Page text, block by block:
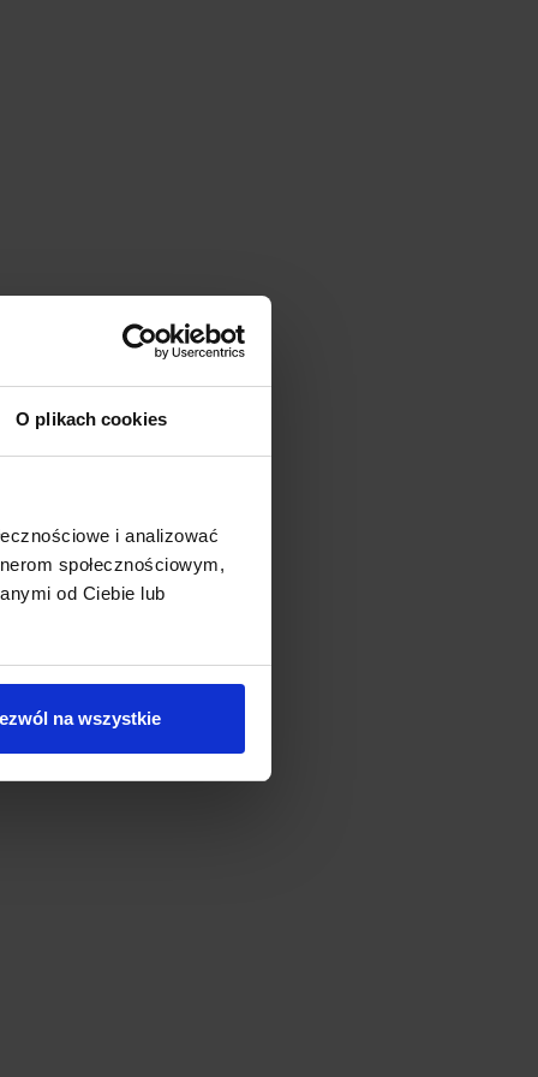
O plikach cookies
i analizować
społecznościowym,
od Ciebie lub
na wszystkie